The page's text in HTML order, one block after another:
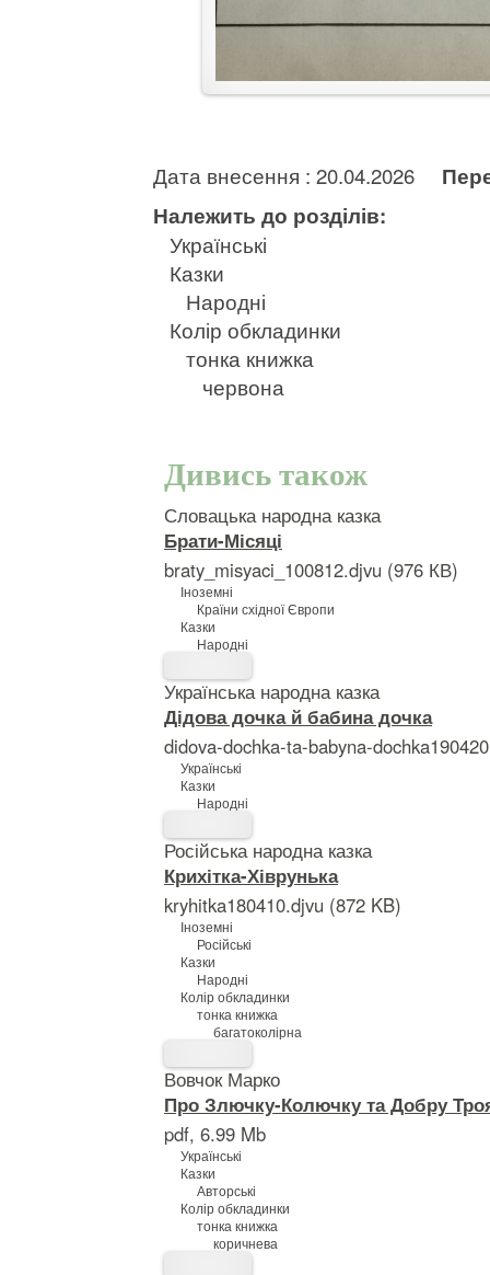
Дата внесення : 20.04.2026
Належить до розділів:
Українські
Казки
Народні
Колір обкладинки
тонка книжка
червона
Дивись також
Словацька народна казка
Брати-Місяці
braty_misyaci_100812.djvu (976 КВ)
Іноземні
Країни східної Європи
Казки
Народні
Українська народна казка
Дідова дочка й бабина дочка
didova-dochka-ta-babyna-
Українські
Казки
Народні
Російська народна казка
Крихітка-Хіврунька
kryhitka180410.djvu (872 KB)
Іноземні
Російські
Казки
Народні
Колір обкладинки
тонка книжка
багатоколірна
Вовчок Марко
Про Злючку-Колючку та Добру
pdf, 6.99 Mb
Українські
Казки
Авторські
Колір обкладинки
тонка книжка
коричнева